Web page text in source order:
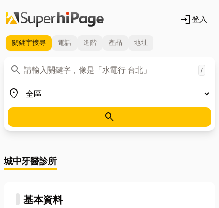
login登入
關鍵字搜尋 電話 進階 產品 地址
search
關鍵字 /
place
地區
search
城中牙醫診所
基本資料